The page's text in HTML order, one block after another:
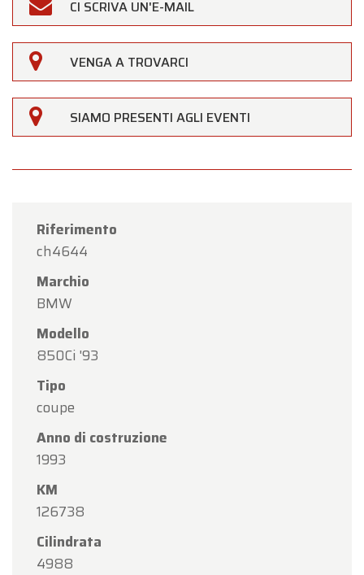
CI SCRIVA UN'E-MAIL
VENGA A TROVARCI
SIAMO PRESENTI AGLI EVENTI
Riferimento
ch4644
Marchio
BMW
Modello
850Ci '93
Tipo
coupe
Anno di costruzione
1993
KM
126738
Cilindrata
4988
×
Gentili Clienti,
Oldtimerfarm saràchiusa sabato 15 agostoin
Il nostro showroom sarà
lunedì 10 agosto a venerdì 14 agosto
consueti orari di apertura.
Lunedì 17 agosto
su appuntamento
accogliervi nuovamente presso Oldtimerfarm!